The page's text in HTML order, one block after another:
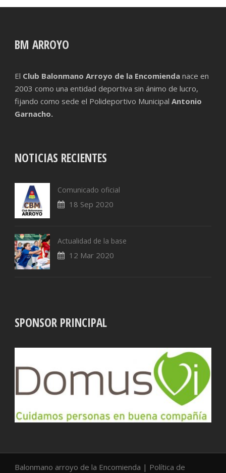
BM ARROYO
El Club Balonmano Arroyo de la Encomienda nace en
2003 como una entidad deportiva sin ánimo de lucro,
fijando como sede el Polideportivo Municipal Antonio
Garnacho.
NOTICIAS RECIENTES
Comunicado oficial
18 Sep 2020
Actualidad de la base
12 Mar 2020
SPONSOR PRINCIPAL
Balonmano arroyo de la Encomienda | Política de